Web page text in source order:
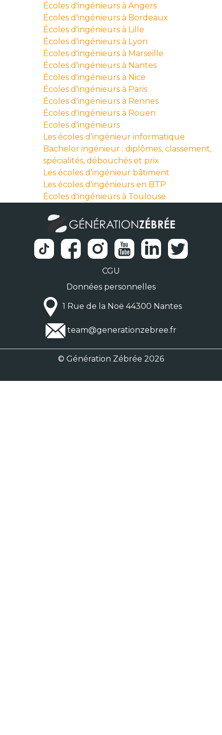
Écoles d'ingénieurs à Angers
Écoles d'ingénieurs à Bordeaux
Écoles d'ingénieurs à Lille
Écoles d'ingénieurs à Lyon
Écoles d'ingénieurs à Marseille
Écoles d'ingénieurs à Nantes
Écoles d'ingénieurs à Nice
Écoles d'ingénieurs à Paris
Écoles d'ingénieurs à Rennes
Écoles d'ingénieurs à Rouen
Ecoles d'ingénieurs
Les écoles d’ingénieur informatique
Bachelor ingénieur : diplômes, classement,
spécialités, débouchés et prix
Les écoles d’ingénieur bâtiment
Les écoles d'ingénieurs en BTP
Écoles d'ingénieurs à Toulouse
CGU
Données personnelles
1 Rue de la Noë 44300 Nantes
team@generationzebree.fr
© Génération Zébrée 2026